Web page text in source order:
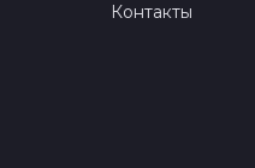
Контакты